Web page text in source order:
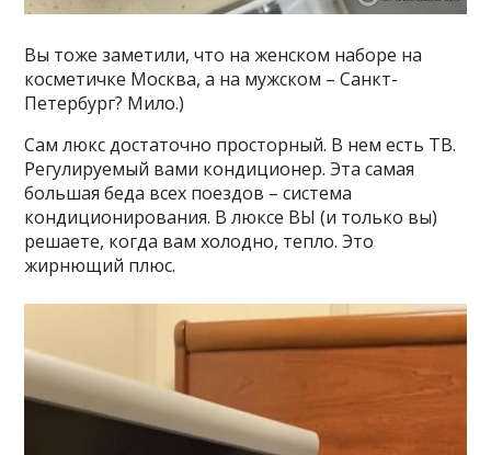
Вы тоже заметили, что на женском наборе на
косметичке Москва, а на мужском – Санкт-
Петербург? Мило.)
Сам люкс достаточно просторный. В нем есть ТВ.
Регулируемый вами кондиционер. Эта самая
большая беда всех поездов – система
кондиционирования. В люксе ВЫ (и только вы)
решаете, когда вам холодно, тепло. Это
жирнющий плюс.